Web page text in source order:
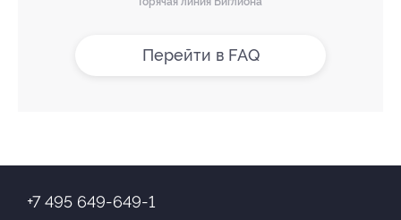
Перейти в FAQ
+7 495 649-649-1